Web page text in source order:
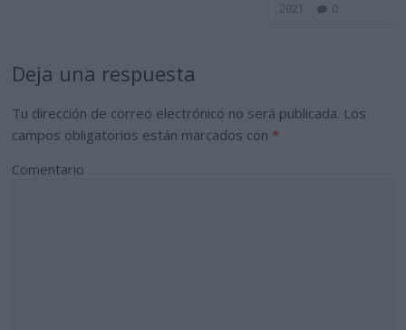
2021
0
Deja una respuesta
Tu dirección de correo electrónico no será publicada. Los
campos obligatorios están marcados con *
Comentario